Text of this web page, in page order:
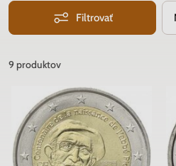
Filtrovať
9produktov